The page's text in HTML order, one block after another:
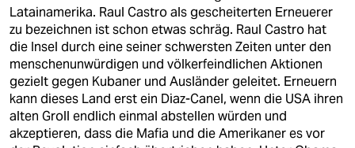
verlag
veranstaltungen
shop
fragen & hilfe
Latainamerika. Raul Castro als gescheiterten Erneuerer
zu bezeichnen ist schon etwas schräg. Raul Castro hat
die Insel durch eine seiner schwersten Zeiten unter den
menschenunwürdigen und völkerfeindlichen Aktionen
gezielt gegen Kubaner und Ausländer geleitet. Erneuern
kann dieses Land erst ein Diaz-Canel, wenn die USA ihren
alten Groll endlich einmal abstellen würden und
akzeptieren, dass die Mafia und die Amerikaner es vor